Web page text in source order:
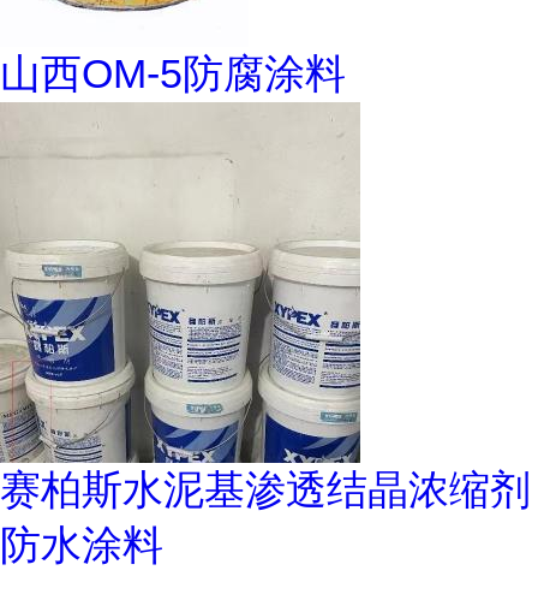
山西OM-5防腐涂料
赛柏斯水泥基渗透结晶浓缩剂
防水涂料